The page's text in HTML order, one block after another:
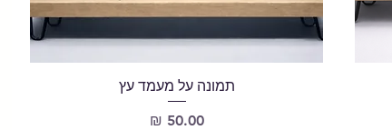
תמונה על מעמד עץ
מחיר‏50.00 ‏₪